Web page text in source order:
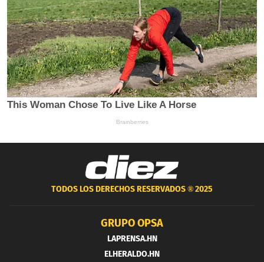
TODOS LOS DERECHOS RESERVADOS ®2025
GRUPO OPSA
LAPRENSA.HN
ELHERALDO.HN